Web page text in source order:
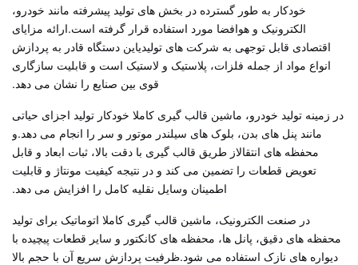
خودکار به طور گسترده در بخش های تولید پیشرفته مانند خودرو،
الکترونیک و هوافضا مورد استفاده قرار گرفته است.ارائه مزایای
اقتصادی قابل توجهی به شرکت های تولیدیاین دستگاه قادر به پردازش
انواع مواد از جمله فلزات، پلاستیک و لاستیک است و قابلیت سازگاری
قوی بین صنایع را نشان می دهد.
در زمینه تولید خودرو، ماشین قالب گیری کاملا خودکار تولید اجزای حیاتی
مانند پنل های بدن، بلوک های سیلندر موتور و سر را انجام می دهد.و
محفظه های انتقالاز طریق قالب گیری با دقت بالا، ثبات ابعاد و قابل
تعویض قطعات را تضمین می کند و در نتیجه کیفیت مونتاژ و قابلیت
اطمینان وسایل نقلیه کامل را افزایش می دهد.
در صنعت الکترونیک، ماشین قالب گیری کاملا اتوماتیک برای تولید
محفظه های دقیق، پانل ها، محفظه های کانکتور و سایر قطعات پیچیده با
دیواره های نازک استفاده می شود.ظرفیت پردازش سریع آن با حجم بالا